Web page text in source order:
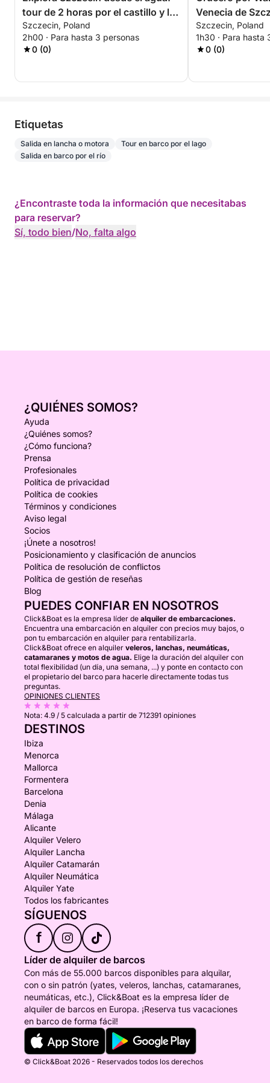
tour de 2 horas por el castillo y la
isla
Szczecin, Poland
2h00 · Para hasta 3 personas
0 (0)
Venecia de
experiencia
horas
Szczecin, Poland
1h30 · Para hasta
0 (0)
Etiquetas
Salida en lancha o motora
Tour en barco por el lago
Salida en barco por el río
¿Encontraste toda la información que necesitabas
para reservar?
Sí, todo bien/No, falta algo
¿QUIÉNES SOMOS?
Ayuda
¿Quiénes somos?
¿Cómo funciona?
Prensa
Profesionales
Política de privacidad
Política de cookies
Términos y condiciones
Aviso legal
Socios
¡Únete a nosotros!
Posicionamiento y clasificación de anuncios
Política de resolución de conflictos
Política de gestión de reseñas
Blog
PUEDES CONFIAR EN NOSOTROS
Click&Boat es la empresa líder de alquiler de embarcaciones.
Encuentra una embarcación en alquiler con precios muy bajos, o
pon tu embarcación en alquiler para rentabilizarla.
Click&Boat ofrece en alquiler veleros, lanchas, neumáticas,
catamaranes y motos de agua. Elige la duración del alquiler con
total flexibilidad (un día, una semana, ...) y ponte en contacto con
el propietario del barco para hacerle directamente todas tus
preguntas.
OPINIONES CLIENTES
Nota: 4.9 / 5 calculada a partir de 712391 opiniones
DESTINOS
Ibiza
Menorca
Mallorca
Formentera
Barcelona
Denia
Málaga
Alicante
Alquiler Velero
Alquiler Lancha
Alquiler Catamarán
Alquiler Neumática
Alquiler Yate
Todos los fabricantes
SÍGUENOS
f
Líder de alquiler de barcos
Con más de 55.000 barcos disponibles para alquilar,
con o sin patrón (yates, veleros, lanchas, catamaranes,
neumáticas, etc.), Click&Boat es la empresa líder de
alquiler de barcos en Europa. ¡Reserva tus vacaciones
en barco de forma fácil!
© Click&Boat 2026 - Reservados todos los derechos